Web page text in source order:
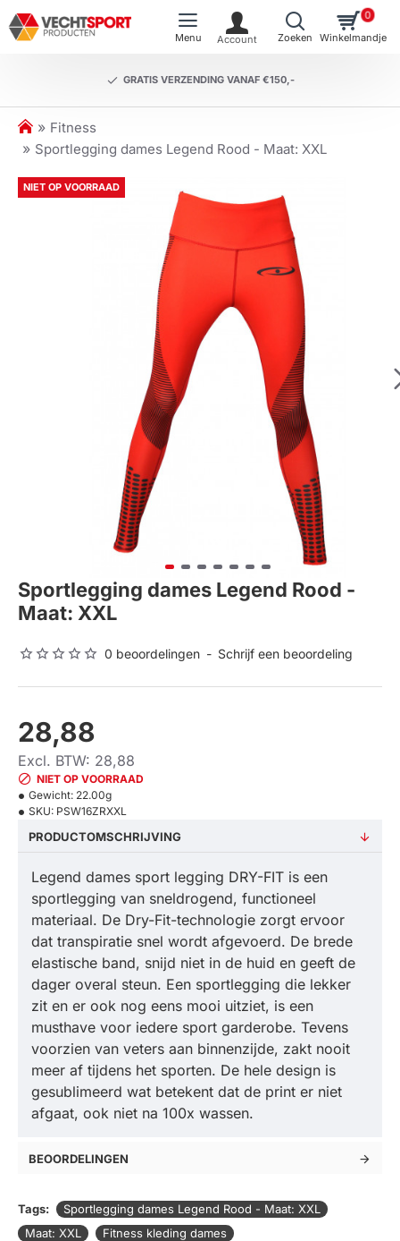
GRATIS VERZENDING VANAF €150,-
0
h
o
e
Fitness
Sportlegging dames Legend Rood - Maat: XXL
NIET OP VOORRAAD
Sportlegging dames Legend Rood -
Maat: XXL
0 beoordelingen - Schrijf een beoordeling
28,88
Excl. BTW: 28,88
NIET OP VOORRAAD
Gewicht: 22.00g
SKU: PSW16ZRXXL
PRODUCTOMSCHRIJVING
Legend dames sport legging DRY-FIT is een
sportlegging van sneldrogend, functioneel
materiaal. De Dry-Fit-technologie zorgt ervoor
dat transpiratie snel wordt afgevoerd. De brede
elastische band, snijd niet in de huid en geeft de
dager overal steun. Een sportlegging die lekker
zit en er ook nog eens mooi uitziet, is een
musthave voor iedere sport garderobe. Tevens
voorzien van veters aan binnenzijde, zakt nooit
meer af tijdens het sporten. De hele design is
gesublimeerd wat betekent dat de print er niet
afgaat, ook niet na 100x wassen.
BEOORDELINGEN
Tags:
Sportlegging dames Legend Rood - Maat: XXL
Maat: XXL
Fitness kleding dames